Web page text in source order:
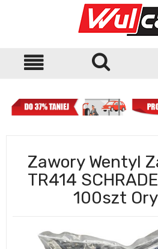
Zawory Wentyl
TR414
100szt